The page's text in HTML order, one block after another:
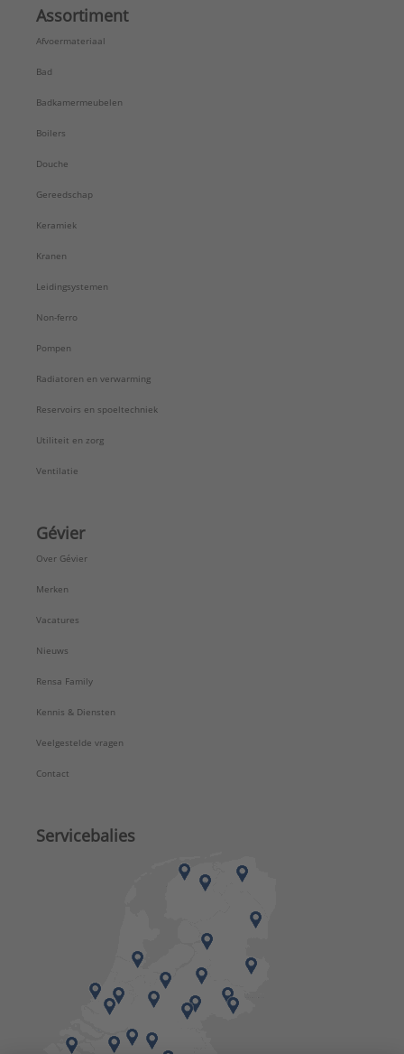
Assortiment
Afvoermateriaal
Bad
Badkamermeubelen
Boilers
Douche
Gereedschap
Keramiek
Kranen
Leidingsystemen
Non-ferro
Pompen
Radiatoren en verwarming
Reservoirs en spoeltechniek
Utiliteit en zorg
Ventilatie
Gévier
Over Gévier
Merken
Vacatures
Nieuws
Rensa Family
Kennis & Diensten
Veelgestelde vragen
Contact
Servicebalies